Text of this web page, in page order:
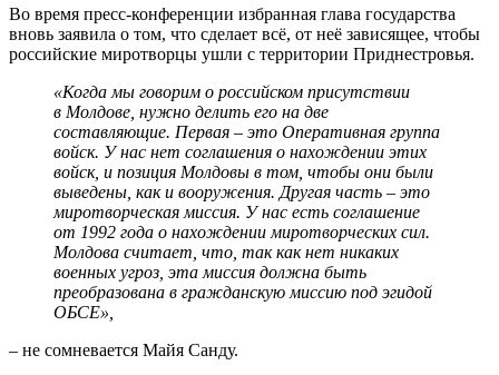
Во время пресс-конференции избранная глава государства
вновь заявила о том, что сделает всё, от неё зависящее, чтобы
российские миротворцы ушли с территории Приднестровья.
«Когда мы говорим о российском присутствии
в Молдове, нужно делить его на две
составляющие. Первая – это Оперативная группа
войск. У нас нет соглашения о нахождении этих
войск, и позиция Молдовы в том, чтобы они были
выведены, как и вооружения. Другая часть – это
миротворческая миссия. У нас есть соглашение
от 1992 года о нахождении миротворческих сил.
Молдова считает, что, так как нет никаких
военных угроз, эта миссия должна быть
преобразована в гражданскую миссию под эгидой
ОБСЕ»,
– не сомневается Майя Санду.